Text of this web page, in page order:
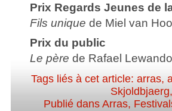
Prix Regards Jeunes de
Fils unique de Miel van
Prix du public
Le père de Rafael
Tags liés à cet article:arras,
Skjoldbjaerg
Publié dans Arras,